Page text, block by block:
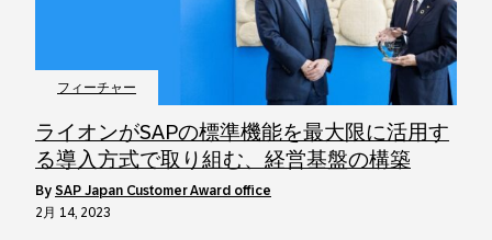
フィーチャー
ライオンがSAPの標準機能を最大限に活用す
る導入方式で取り組む、経営基盤の構築
by SAP Japan Customer Award office
2月 14, 2023